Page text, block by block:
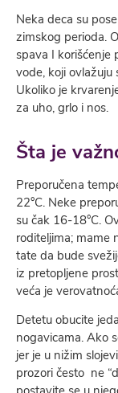
Neka deca su
zimskog perioda.
spava I korišćenje
vode, koji ovlažuju
Ukoliko je
za uho, grlo i nos.
Šta je
Preporučena
22°C. Neke
su čak 16-18°C.
roditeljima; mame
tate da bude
iz pretopljene
veća je
Detetu obucite
nogavicama. Ako
jer je u nižim
prozori često ne